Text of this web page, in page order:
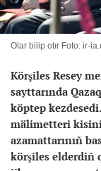
Olar bilip otır Foto: ir-
Körşiles Resey
sayttarında
köptep
mälimetteri kisini
azamattarınıñ
körşiles elderdiñ